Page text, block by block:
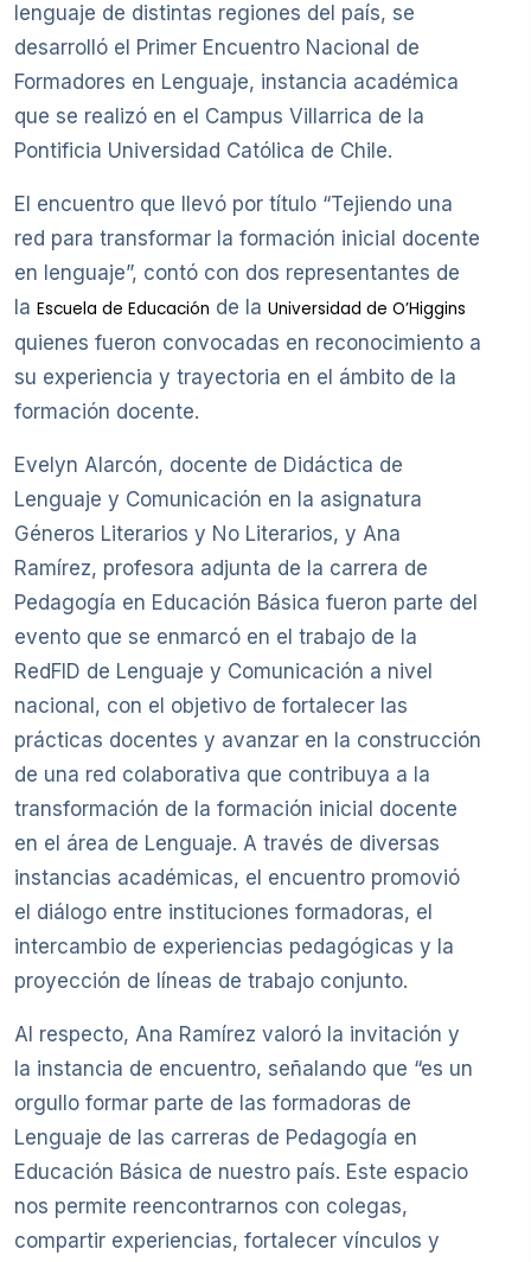
lenguaje de distintas regiones del país, se
desarrolló el Primer Encuentro Nacional de
Formadores en Lenguaje, instancia académica
que se realizó en el Campus Villarrica de la
Pontificia Universidad Católica de Chile.
El encuentro que llevó por título “Tejiendo una
red para transformar la formación inicial docente
en lenguaje”, contó con dos representantes de
la Escuela de Educación de la Universidad de O’Higgins
quienes fueron convocadas en reconocimiento a
su experiencia y trayectoria en el ámbito de la
formación docente.
Evelyn Alarcón, docente de Didáctica de
Lenguaje y Comunicación en la asignatura
Géneros Literarios y No Literarios, y Ana
Ramírez, profesora adjunta de la carrera de
Pedagogía en Educación Básica fueron parte del
evento que se enmarcó en el trabajo de la
RedFID de Lenguaje y Comunicación a nivel
nacional, con el objetivo de fortalecer las
prácticas docentes y avanzar en la construcción
de una red colaborativa que contribuya a la
transformación de la formación inicial docente
en el área de Lenguaje. A través de diversas
instancias académicas, el encuentro promovió
el diálogo entre instituciones formadoras, el
intercambio de experiencias pedagógicas y la
proyección de líneas de trabajo conjunto.
Al respecto, Ana Ramírez valoró la invitación y
la instancia de encuentro, señalando que “es un
orgullo formar parte de las formadoras de
Lenguaje de las carreras de Pedagogía en
Educación Básica de nuestro país. Este espacio
nos permite reencontrarnos con colegas,
compartir experiencias, fortalecer vínculos y